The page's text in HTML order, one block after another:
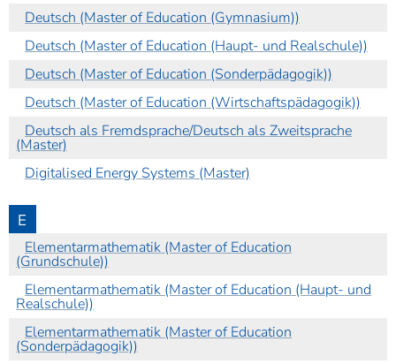
Deutsch (Master of Education (Gymnasium))
Deutsch (Master of Education (Haupt- und Realschule))
Deutsch (Master of Education (Sonderpädagogik))
Deutsch (Master of Education (Wirtschaftspädagogik))
Deutsch als Fremdsprache/Deutsch als Zweitsprache
(Master)
Digitalised Energy Systems (Master)
E
Elementarmathematik (Master of Education
(Grundschule))
Elementarmathematik (Master of Education (Haupt- und
Realschule))
Elementarmathematik (Master of Education
(Sonderpädagogik))